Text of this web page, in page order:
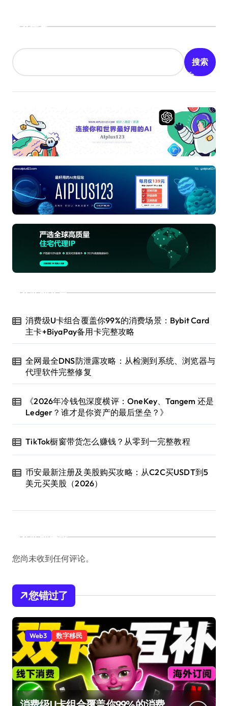
搜索
搜索
近期文章
消费级U卡组合覆盖你99%的消费场景：Bybit Card
主卡+BiyaPay备用卡完整攻略
全网最全DNS防泄露攻略：从检测到系统、浏览器与
代理软件完整修复
《2026年冷钱包深度横评：OneKey、Tangem 还是
Ledger？谁才是你资产的最后堡垒？》
TikTok橱窗带货怎么赚钱？从零到一完整教程
币安最新注册及美股购买攻略：从C2C买USDT到5
美元买美股（2026）
近期评论
您尚未收到任何评论。
您错过了
Web3 数字移民